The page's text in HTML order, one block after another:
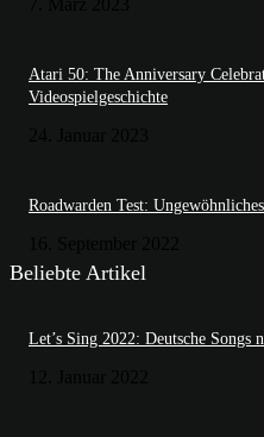
Atari 50: The Anniversary
Videospielgeschichte
Roadwarden Test:
Beliebte Artikel
Let’s Sing 2022: Deutsche